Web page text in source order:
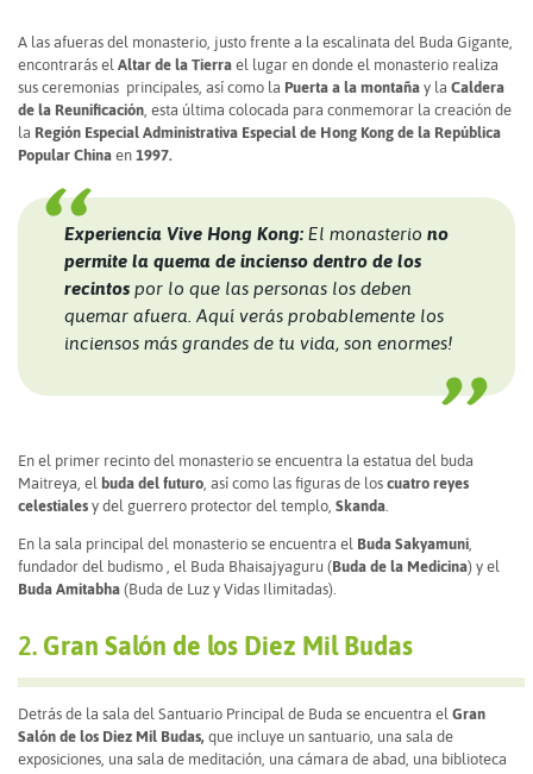
A las afueras del monasterio, justo frente a la escalinata del Buda Gigante,
encontrarás el Altar de la Tierra el lugar en donde el monasterio realiza
sus ceremonias principales, así como la Puerta a la montaña y la Caldera
de la Reunificación , esta última colocada para conmemorar la creación de
la Región Especial Administrativa Especial de Hong Kong de la República
Popular China en 1997.
Experiencia Vive Hong Kong: El monasterio no
permite la quema de incienso dentro de los
recintos por lo que las personas los deben
quemar afuera. Aquí verás probablemente los
inciensos más grandes de tu vida, son enormes!
En el primer recinto del monasterio se encuentra la estatua del buda
Maitreya, el buda del futuro , así como las figuras de los cuatro reyes
celestiales y del guerrero protector del templo, Skanda
En la sala principal del monasterio se encuentra el Buda Sakyamuni
fundador del budismo , el Buda Bhaisajyaguru (Buda de la Medicina) y el
Buda Amitabha (Buda de Luz y Vidas Ilimitadas).
2. Gran Salón de los Diez Mil Budas
Detrás de la sala del Santuario Principal de Buda se encuentra el Gran
Salón de los Diez Mil Budas, que incluye un santuario, una sala de
exposiciones, una sala de meditación, una cámara de abad, una biblioteca